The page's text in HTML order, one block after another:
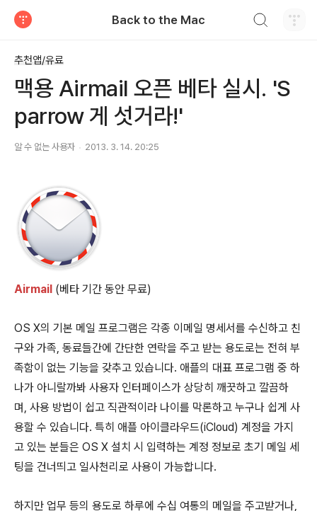
Back to the Mac
추천앱/유료
맥용 Airmail 오픈 베타 실시. 'S
parrow 게 섯거라!'
알 수 없는 사용자 2013. 3. 14. 20:25
Airmail (베타 기간 동안 무료)
OS X의 기본 메일 프로그램은 각종 이메일 명세서를 수신하고 친
구와 가족, 동료들간에 간단한 연락을 주고 받는 용도로는 전혀 부
족함이 없는 기능을 갖추고 있습니다. 애플의 대표 프로그램 중 하
나가 아니랄까봐 사용자 인터페이스가 상당히 깨끗하고 깔끔하
며, 사용 방법이 쉽고 직관적이라 나이를 막론하고 누구나 쉽게 사
용할 수 있습니다. 특히 애플 아이클라우드(iCloud) 계정을 가지
고 있는 분들은 OS X 설치 시 입력하는 계정 정보로 초기 메일 세
팅을 건너띄고 일사천리로 사용이 가능합니다.
하지만 업무 등의 용도로 하루에 수십 여통의 메일을 주고받거나,